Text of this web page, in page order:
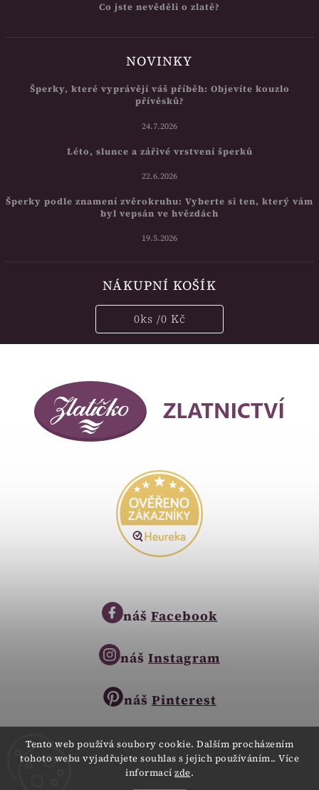
Tento web používá soubory cookie. Dalším procházením
tohoto webu vyjadřujete souhlas s jejich používáním.. Více
informací zde.
Co jste nevěděli o zlatě?
NOVINKY
Šperky, které vyprávějí váš příběh: Objevíte kouzlo
přívěsků?
24.7.2026
Léto, slunce a zářivé vrstvení šperků
22.6.2026
Šperky podle znamení zvěrokruhu: Vyberte si ten, který vám
byl vepsán ve hvězdách
19.5.2026
NÁKUPNÍ KOŠÍK
0ks /0 Kč
náš Facebook
náš Instagram
náš Pinterest
Copyright © 2023